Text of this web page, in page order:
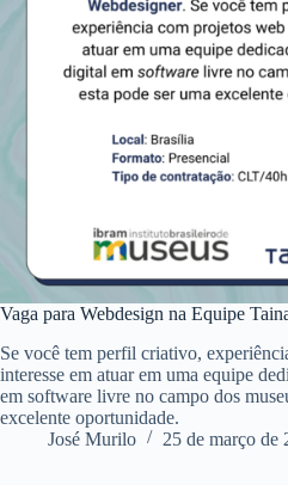
Vaga para Webdesign na Equipe
Se você tem perfil criativo,
interesse em atuar em uma equipe
em software livre no campo dos
excelente oportunidade.
José Murilo
25 de março de